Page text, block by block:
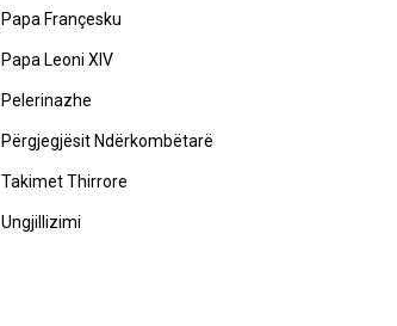
Papa Françesku
Papa Leoni XIV
Pelerinazhe
Përgjegjësit Ndërkombëtarë
Takimet Thirrore
Ungjillizimi